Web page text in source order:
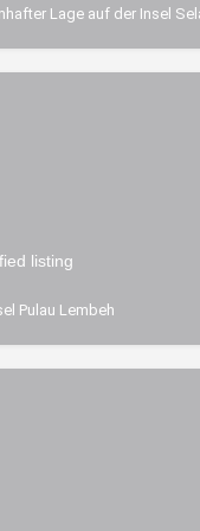
Lage auf der Insel
Pulau Lembeh